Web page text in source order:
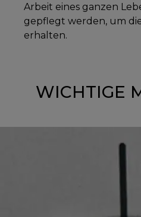
Arbeit eines ganzen
gepflegt werden, um
erhalten.
WICHTIGE